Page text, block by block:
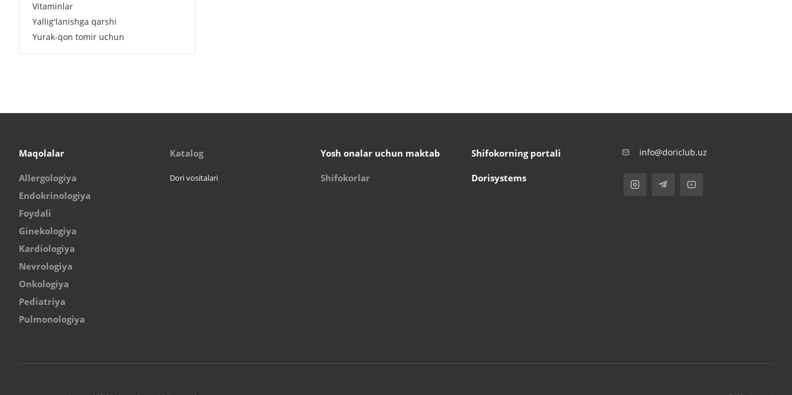
Vitaminlar
Yallig'lanishga qarshi
Yurak-qon tomir uchun
Maqolalar
Allergologiya
Endokrinologiya
Foydali
Ginekologiya
Kardiologiya
Nevrologiya
Onkologiya
Pediatriya
Pulmonologiya
Katalog
Dori vositalari
Yosh onalar uchun maktab
Shifokorlar
Shifokorning portali
Dorisystems
info@doriclub.uz